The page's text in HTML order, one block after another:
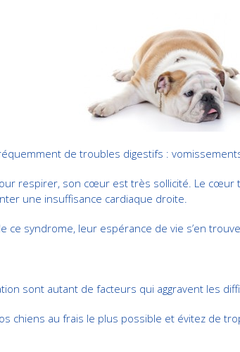
de troubles digestifs :
respirer, son cœur est très sollicité. Le cœur
une insuffisance cardiaque droite.
ce syndrome, leur espérance de vie s’en
sont autant de facteurs qui aggravent les
chiens au frais le plus possible et évitez de